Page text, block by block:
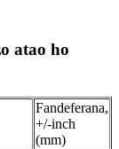
atao ho
Fandeferana,
+/-inch
(mm)